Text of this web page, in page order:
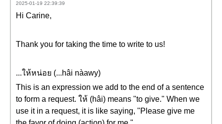
2025-01-19 22:39:39
Hi Carine,
Thank you for taking the time to write to us!
...ให้หน่อย (...hâi nàawy)
This is an expression we add to the end of a sentence
to form a request. ให้ (hâi) means "to give." When we
use it in a request, it is like saying, "Please give me